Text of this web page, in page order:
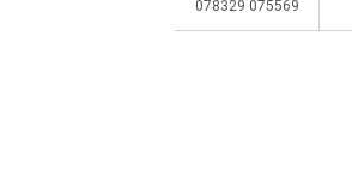
078329 075569